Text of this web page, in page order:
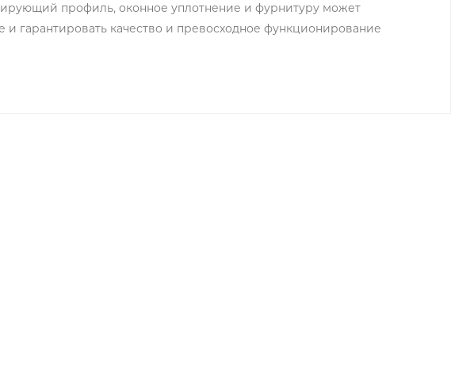
профиль, оконное уплотнение и фурнитуру может
гарантировать качество и превосходное функционирование